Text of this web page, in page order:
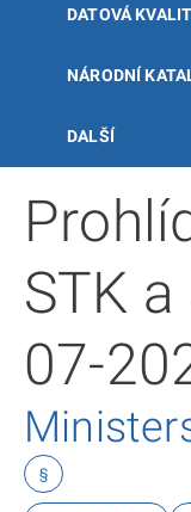
DATOVÁ
NÁRODNÍ
DALŠÍ
STK
07-
§